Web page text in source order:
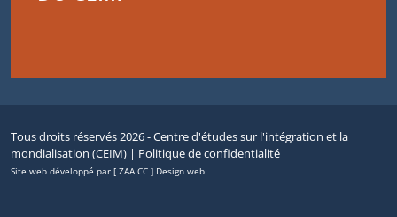
Tous droits réservés 2026 - Centre d'études sur l'intégration et la
mondialisation (CEIM) | Politique de confidentialité
Site web développé par [ ZAA.CC ] Design web